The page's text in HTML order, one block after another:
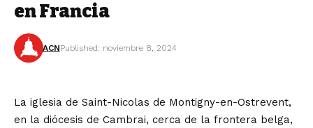
en Francia
ACNPublished: noviembre 8, 2024
La iglesia de Saint-Nicolas de Montigny-en-Ostrevent,
en la diócesis de Cambrai, cerca de la frontera belga,